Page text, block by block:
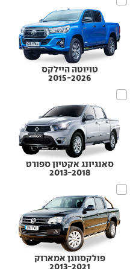
טויוטה היילקס
2015-2026
סאנגיונג אקטיון ספורט
2013-2018
פולקסווגן אמארוק
2013-2021